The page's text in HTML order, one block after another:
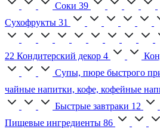
Соки 39
Сухофрукты 31
22 Кондитерский декор 4
Супы, пюре быстрого
чайные напитки, кофе, кофейные
Быстрые завтраки 12
Пищевые ингредиенты 86